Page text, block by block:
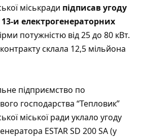
міськради підписав угоду
и електрогенераторних
потужністю від 25 до 80 кВт.
склала 12,5 мільйона
підприємство по
господарства “Тепловик”
міської ради уклало угоду
ESTAR SD 200 SA (у